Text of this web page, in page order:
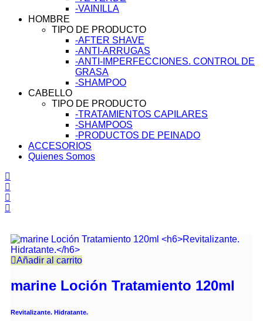
-VAINILLA
HOMBRE
TIPO DE PRODUCTO
-AFTER SHAVE
-ANTI-ARRUGAS
-ANTI-IMPERFECCIONES. CONTROL DE
GRASA
-SHAMPOO
CABELLO
TIPO DE PRODUCTO
-TRATAMIENTOS CAPILARES
-SHAMPOOS
-PRODUCTOS DE PEINADO
ACCESORIOS
Quienes Somos
Añadir al carrito
marine Loción Tratamiento 120ml
Revitalizante. Hidratante.